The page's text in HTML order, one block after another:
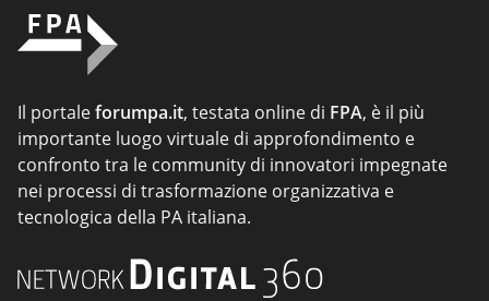
Il portaleforumpa.it, testata online di FPA, è il più
importante luogo virtuale di approfondimento e
confronto tra le community di innovatori impegnate
nei processi di trasformazione organizzativa e
tecnologica della PA italiana.